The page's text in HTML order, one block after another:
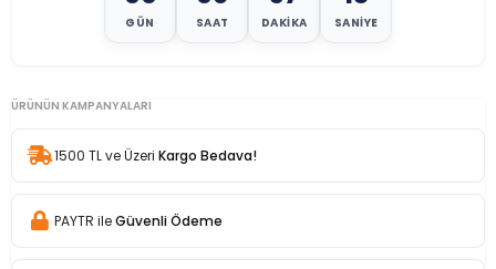
GÜN SAAT DAKIKA SANIYE
ÜRÜNÜN KAMPANYALARI
1500 TL ve Üzeri Kargo Bedava!
PAYTR ileGüvenli Ödeme